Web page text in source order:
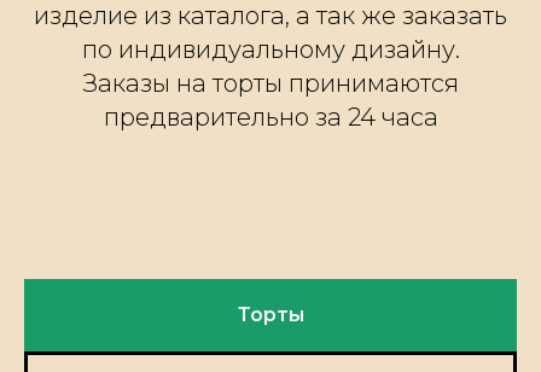
изделие из каталога, а так же заказать
по индивидуальному дизайну.
Заказы на торты принимаются
предварительно за 24 часа
Торты